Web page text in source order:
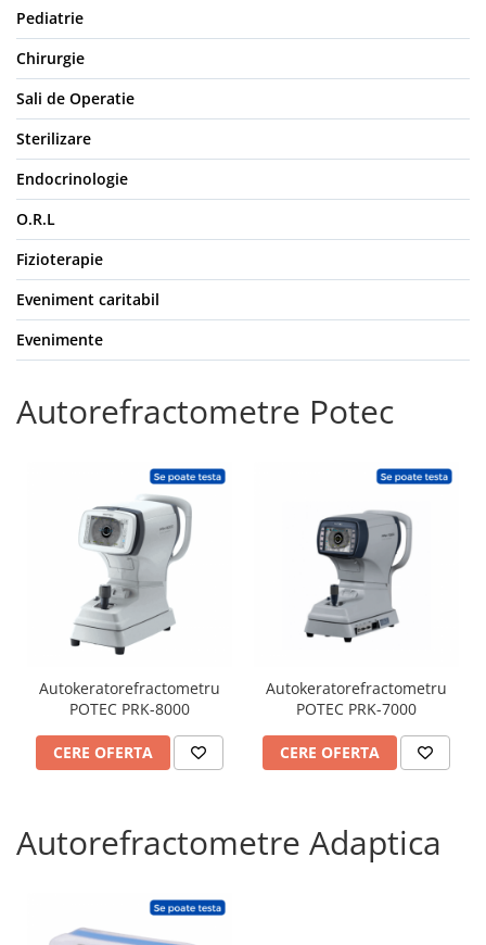
Vizioteste
Pediatrie
Chirurgie
Sali de Operatie
Sterilizare
Endocrinologie
O.R.L
Fizioterapie
Eveniment caritabil
Evenimente
Autorefractometre Potec
Autokeratorefractometru
POTEC PRK-8000
CERE OFERTA
Autokeratorefractometru
POTEC PRK-7000
CERE OFERTA
Autorefractometre Adaptica